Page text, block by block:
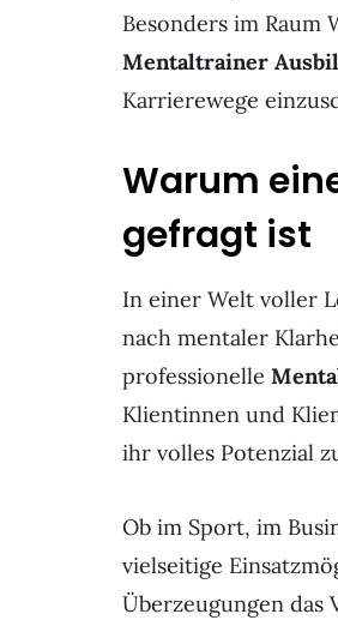
Besonders im
Mentaltrainer
Karrierewege
Warum
gefragt ist
In einer Welt voller
nach mentaler
professionelle
Klientinnen und
ihr volles Potenzial
Ob im Sport, im
vielseitige
Überzeugungen das